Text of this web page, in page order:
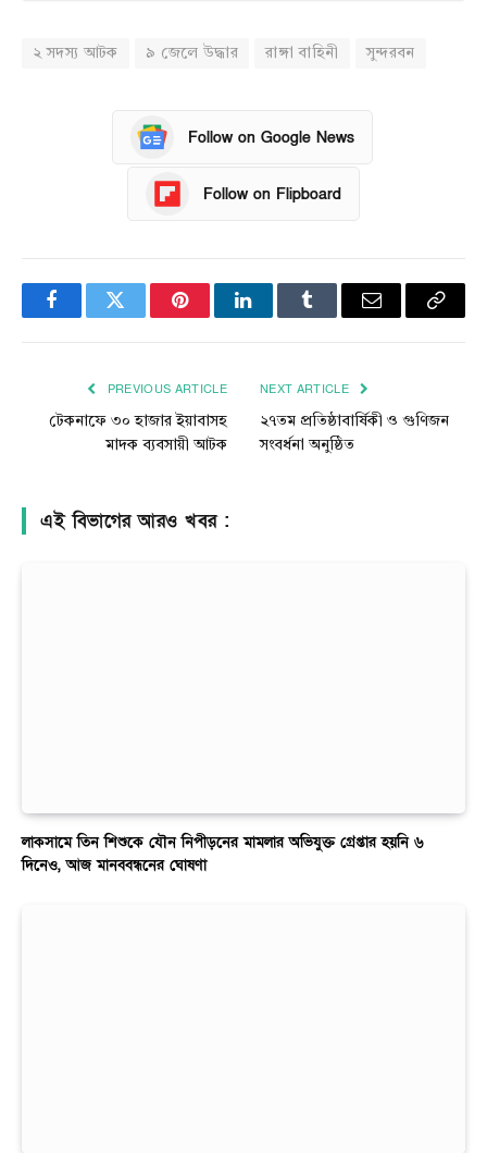
২ সদস্য আটক ৯ জেলে উদ্ধার রাঙ্গা বাহিনী সুন্দরবন
Follow on Google News
Follow on Flipboard
FacebookTwitter PinterestLinkedInTumblr Email
Copy
PREVIOUS ARTICLE
টেকনাফে ৩০ হাজার ইয়াবাসহ
মাদক ব্যবসায়ী আটক
NEXT ARTICLE
২৭তম প্রতিষ্ঠাবার্ষিকী ও গুণিজন
সংবর্ধনা অনুষ্ঠিত
এই বিভাগের আরও খবর :
লাকসামে তিন শিশুকে যৌন নিপীড়নের মামলার অভিযুক্ত গ্রেপ্তার হয়নি ৬
দিনেও, আজ মানববন্ধনের ঘোষণা